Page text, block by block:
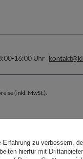
16:00 Uhr
(inkl. MwSt.).
zu verbessern,
hierfür mit